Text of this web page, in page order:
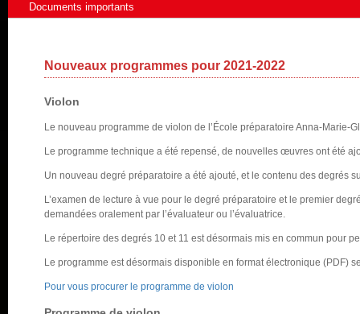
Documents importants
Nouveaux programmes pour 2021-2022
Violon
Le nouveau programme de violon de l’École préparatoire Anna-
Le programme technique a été repensé, de nouvelles œuvres ont été
Un nouveau degré préparatoire a été ajouté, et le contenu des degrés
L’examen de lecture à vue pour le degré préparatoire et le premier
demandées oralement par l’évaluateur ou l’évaluatrice.
Le répertoire des degrés 10 et 11 est désormais mis en commun pour
Le programme est désormais disponible en format électronique (PDF)
Pour vous procurer le programme de violon